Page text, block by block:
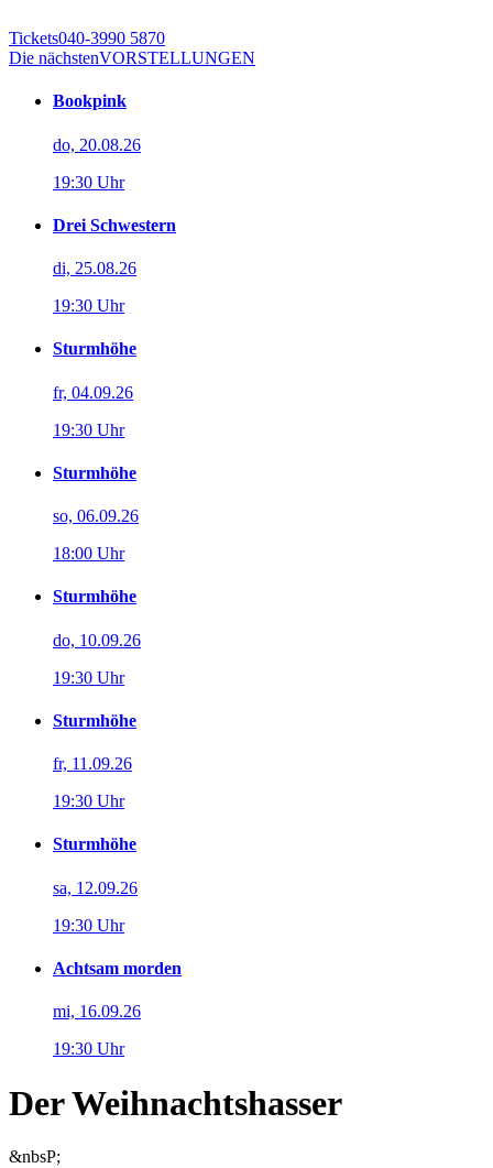
Tickets040-3990 5870
Die nächstenVORSTELLUNGEN
Bookpink
do, 20.08.26
19:30 Uhr
Drei Schwestern
di, 25.08.26
19:30 Uhr
Sturmhöhe
fr, 04.09.26
19:30 Uhr
Sturmhöhe
so, 06.09.26
18:00 Uhr
Sturmhöhe
do, 10.09.26
19:30 Uhr
Sturmhöhe
fr, 11.09.26
19:30 Uhr
Sturmhöhe
sa, 12.09.26
19:30 Uhr
Achtsam morden
mi, 16.09.26
19:30 Uhr
Der Weihnachtshasser
&nbsP;